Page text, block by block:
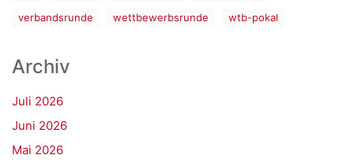
verbandsrunde
wettbewerbsrunde wtb-pokal
Archiv
Juli 2026
Juni 2026
Mai 2026